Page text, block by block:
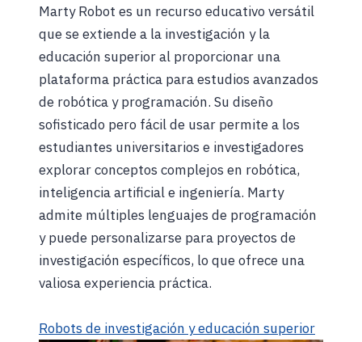
Marty Robot es un recurso educativo versátil
que se extiende a la investigación y la
educación superior al proporcionar una
plataforma práctica para estudios avanzados
de robótica y programación. Su diseño
sofisticado pero fácil de usar permite a los
estudiantes universitarios e investigadores
explorar conceptos complejos en robótica,
inteligencia artificial e ingeniería. Marty
admite múltiples lenguajes de programación
y puede personalizarse para proyectos de
investigación específicos, lo que ofrece una
valiosa experiencia práctica.
Robots de investigación y educación superior